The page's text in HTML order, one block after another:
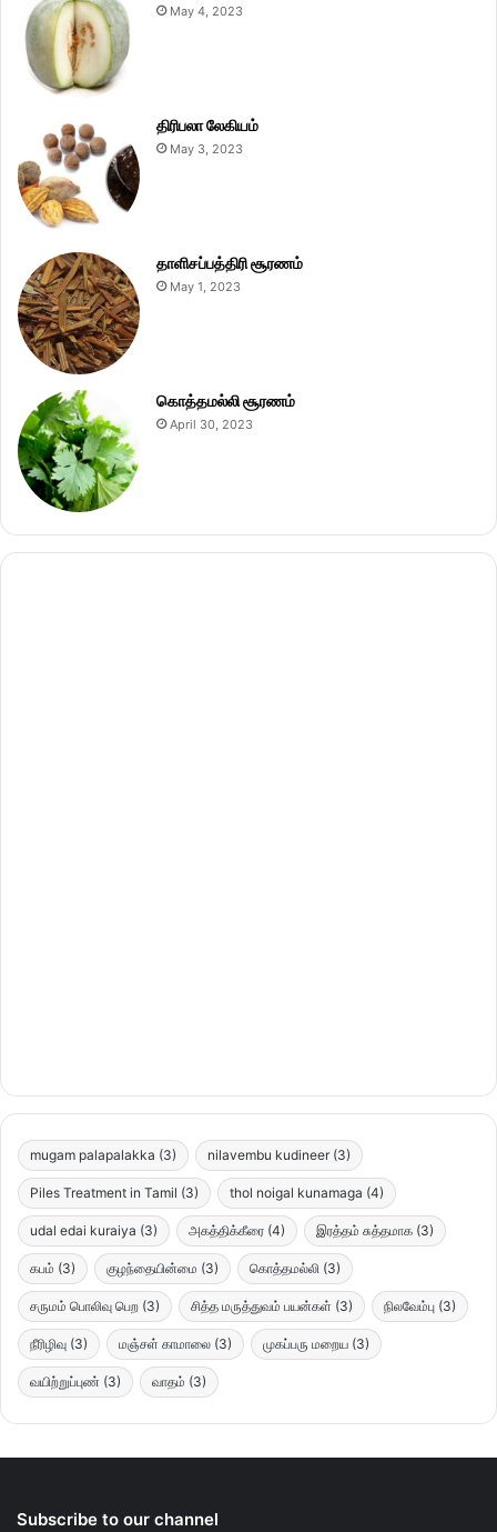
May 4, 2023
திரிபலா லேகியம்
May 3, 2023
தாளிசப்பத்திரி சூரணம்
May 1, 2023
கொத்தமல்லி சூரணம்
April 30, 2023
mugam palapalakka (3) nilavembu kudineer (3)
Piles Treatment in Tamil (3) thol noigal kunamaga (4)
udal edai kuraiya (3) அகத்திக்கீரை (4) இரத்தம் சுத்தமாக (3)
கபம் (3) குழந்தையின்மை (3) கொத்தமல்லி (3)
சருமம் பொலிவு பெற (3) சித்த மருத்துவம் பயன்கள் (3) நிலவேம்பு (3)
நீரிழிவு (3) மஞ்சள் காமாலை (3) முகப்பரு மறைய (3)
வயிற்றுப்புண் (3) வாதம் (3)
Subscribe to our channel